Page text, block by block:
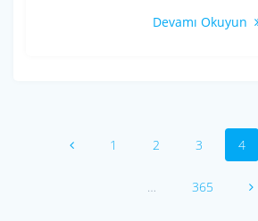
Devamı Okuyun
dolaşımıSayfa
1 Sayfa
2 Sayfa
3 Sayfa
4
Sayfa
365